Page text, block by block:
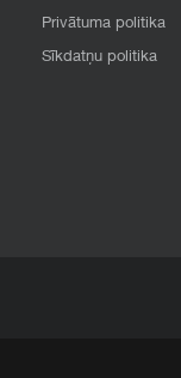
Privātuma politika
Sīkdatņu politika